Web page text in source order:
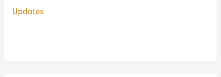
Updates